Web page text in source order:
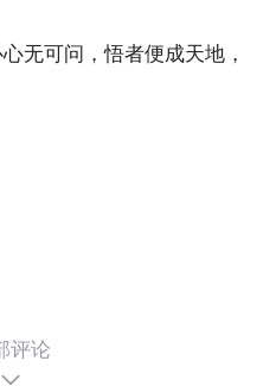
无可问，悟者便成天地，
评论